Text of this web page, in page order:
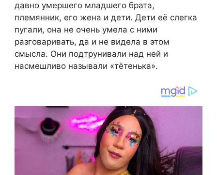
давно умершего младшего брата,
племянник, его жена и дети. Дети её слегка
пугали, она не очень умела с ними
разговаривать, да и не видела в этом
смысла. Они подтрунивали над ней и
насмешливо называли «тётенька».